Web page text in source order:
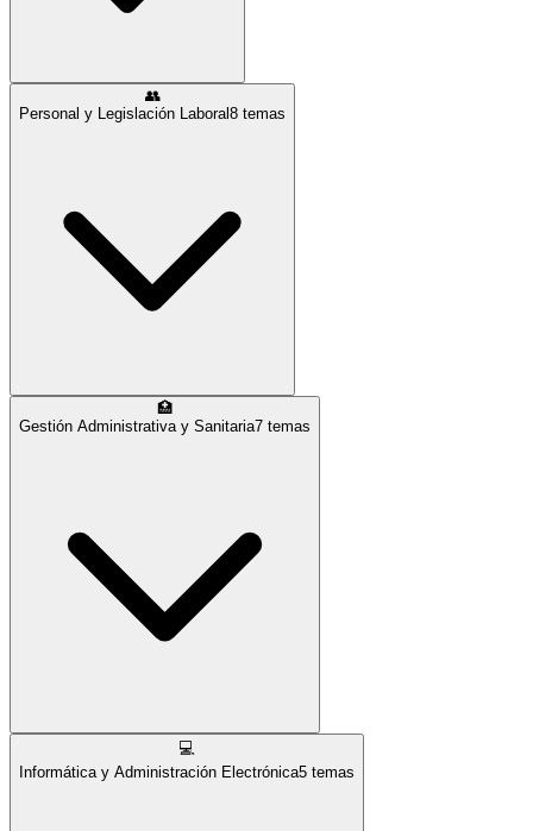
👥
Personal y Legislación Laboral8 temas
🏥
Gestión Administrativa y Sanitaria7 temas
💻
Informática y Administración Electrónica5 temas